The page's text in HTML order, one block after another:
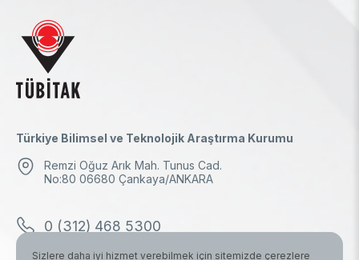
Türkiye Bilimsel ve Teknolojik Araştırma Kurumu
Remzi Oğuz Arık Mah. Tunus Cad.
No:80 06680 Çankaya/ANKARA
0 (312) 468 5300
Sizlere daha iyi hizmet verebilmek için sitemizde çerezlere